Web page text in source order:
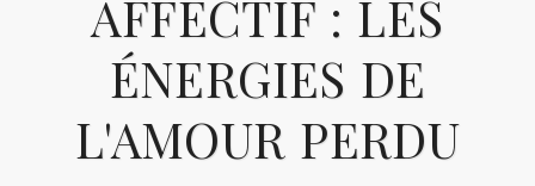
AFFECTIF : LES
ÉNERGIES DE
L'AMOUR PERDU